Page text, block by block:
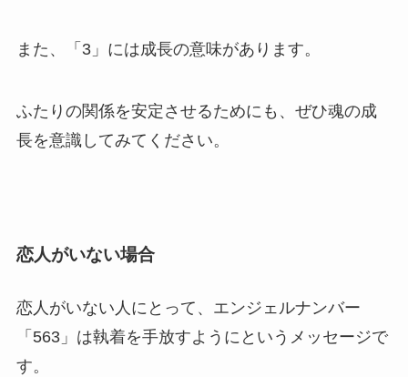
また、「3」には成長の意味があります。
ふたりの関係を安定させるためにも、ぜひ魂の成
長を意識してみてください。
恋人がいない場合
恋人がいない人にとって、エンジェルナンバー
「563」は執着を手放すようにというメッセージで
す。